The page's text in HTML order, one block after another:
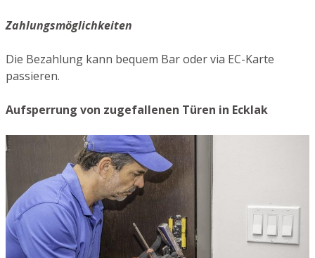
Zahlungsmöglichkeiten
Die Bezahlung kann bequem Bar oder via EC-Karte
passieren.
Aufsperrung von zugefallenen Türen in Ecklak